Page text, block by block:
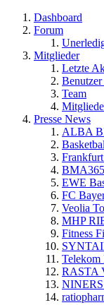
Dashboard
Forum
Mitglieder
Letzte
Team
Presse News
ALBA
EWE
FC
Veolia
MHP
Fitness
Telekom
RASTA